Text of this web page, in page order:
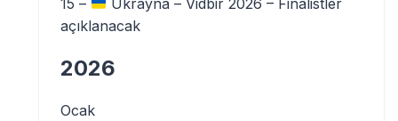
15 –
Ukrayna – Vidbir 2026 – Finalistler
açıklanacak
2026
Ocak